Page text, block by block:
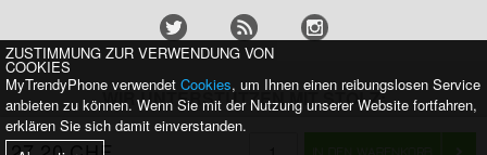
WIR UNTERSTÜTZEN MIT STOLZ:
ZUSTIMMUNG ZUR VERWENDUNG VON
COOKIES
MyTrendyPhone verwendet Cookies, um Ihnen einen reibungslosen Service
anbieten zu können. Wenn Sie mit der Nutzung unserer Website fortfahren,
erklären Sie sich damit einverstanden.